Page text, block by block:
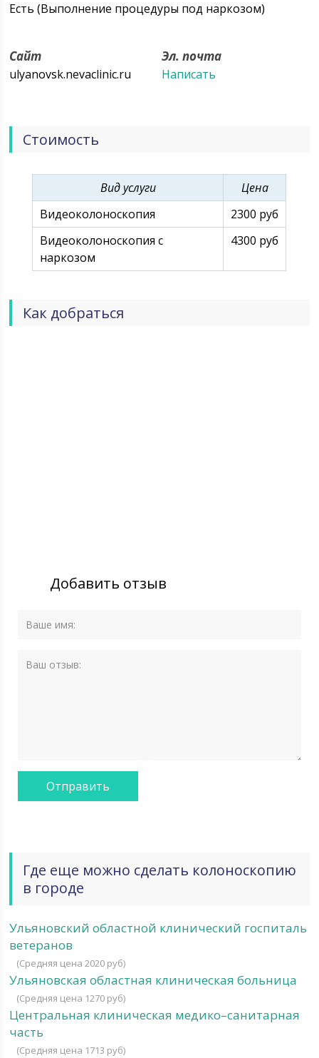
Есть (Выполнение процедуры под наркозом)
Сайт
ulyanovsk.nevaclinic.ru
Эл. почта
Написать
Стоимость
Вид услуги
Цена
Видеоколоноскопия
2300 руб
Видеоколоноскопия с
наркозом
4300 руб
Как добраться
Добавить отзыв
Где еще можно сделать колоноскопию
в городе
Ульяновский областной клинический госпиталь
ветеранов
(Средняя цена 2020 руб)
Ульяновская областная клиническая больница
(Средняя цена 1270 руб)
Центральная клиническая медико–санитарная
часть
(Средняя цена 1713 руб)